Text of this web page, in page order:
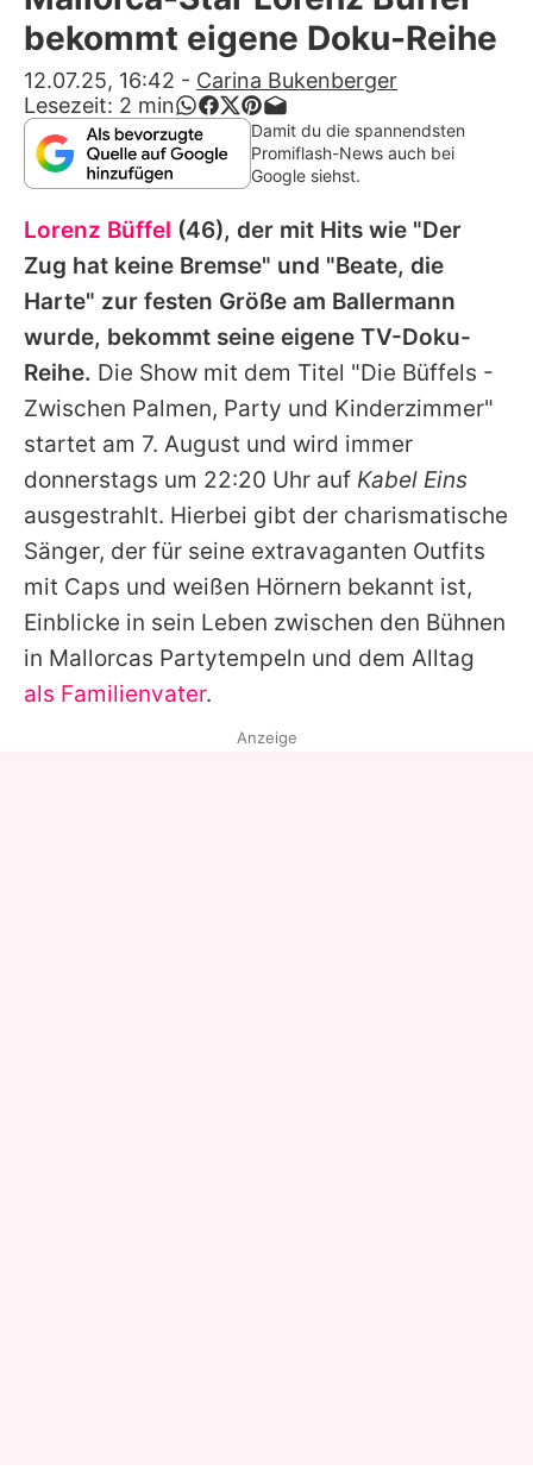
Alle Themen auf Promiflash
App runterladen
Team
Redaktionelle Richtlinien
Impressum
Nutzungsbedingungen
Utiq verwalten
bekommt eigene Doku-Reihe
12.07.25, 16:42 - Carina Bukenberger
Lesezeit: 2 min
Damit du die spannendsten
Promiflash-News auch bei
Google siehst.
Lorenz Büffel (46), der mit Hits wie "Der
Zug hat keine Bremse" und "Beate, die
Harte" zur festen Größe am Ballermann
wurde, bekommt seine eigene TV-Doku-
Reihe. Die Show mit dem Titel "Die Büffels -
Zwischen Palmen, Party und Kinderzimmer"
startet am 7. August und wird immer
donnerstags um 22:20 Uhr auf Kabel Eins
ausgestrahlt. Hierbei gibt der charismatische
Sänger, der für seine extravaganten Outfits
mit Caps und weißen Hörnern bekannt ist,
Einblicke in sein Leben zwischen den Bühnen
in Mallorcas Partytempeln und dem Alltag
als Familienvater.
Anzeige